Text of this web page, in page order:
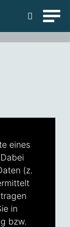
eines
(z.
in
bzw.